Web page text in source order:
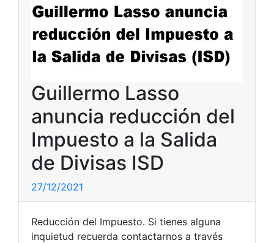
Guillermo Lasso
anuncia reducción del
Impuesto a la Salida
de Divisas ISD
27/12/2021
Reducción del Impuesto. Si tienes alguna
inquietud recuerda contactarnos a través